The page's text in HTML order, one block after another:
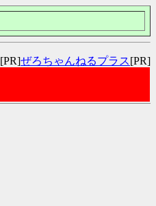
[PR]ぜろちゃんねるプラス[PR]